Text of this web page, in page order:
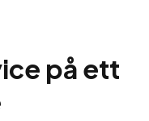
på ett